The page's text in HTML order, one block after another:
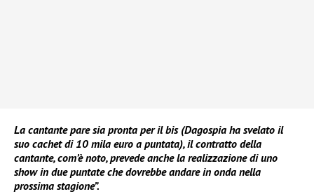
La cantante pare sia pronta per il bis (Dagospia ha svelato il
suo cachet di 10 mila euro a puntata), il contratto della
cantante, com’è noto, prevede anche la realizzazione di uno
show in due puntate che dovrebbe andare in onda nella
prossima stagione”.